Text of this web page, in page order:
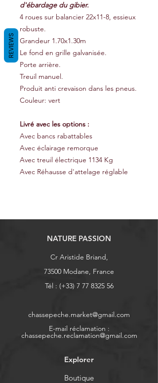
d'ébardage du gibier.
4 roues sur balancier 22x11-8, essieux
robuste.
Grandeur 1.70x1.30m
Le fond en grille galvanisée.
Porte arrière.
Treuil manuel.
Produit anti crevaison dans les pneus.
Couleur: vert
Livré avec les options :
Avec bancs rabattables
Avec éclairage remorque
Avec treuil électrique 1134 Kg
Avec Réhausse d'attelage réglable
NATURE PASSION
Cr Aristide Briand,
73500 Modane, France
Tél : (+33) 7 77 8325 56
chassepeche.market@gmail.com
E-mail réclamation :
chassepeche.reclamation@gmail.com
Explorer
Boutique
REVIEWS